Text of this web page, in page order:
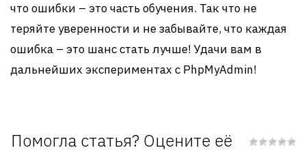
что ошибки – это часть обучения. Так что не
теряйте уверенности и не забывайте, что каждая
ошибка – это шанс стать лучше! Удачи вам в
дальнейших экспериментах с PhpMyAdmin!
Помогла статья? Оцените её